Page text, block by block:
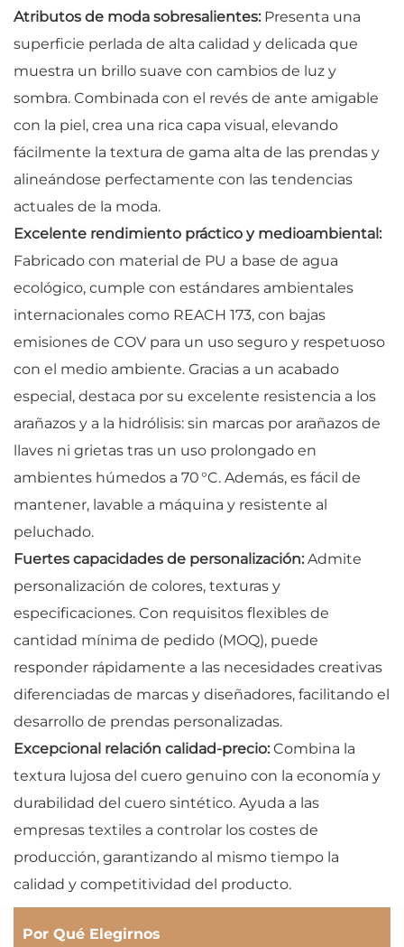
Atributos de moda sobresalientes: Presenta una
superficie perlada de alta calidad y delicada que
muestra un brillo suave con cambios de luz y
sombra. Combinada con el revés de ante amigable
con la piel, crea una rica capa visual, elevando
fácilmente la textura de gama alta de las prendas y
alineándose perfectamente con las tendencias
actuales de la moda.
Excelente rendimiento práctico y medioambiental:
Fabricado con material de PU a base de agua
ecológico, cumple con estándares ambientales
internacionales como REACH 173, con bajas
emisiones de COV para un uso seguro y respetuoso
con el medio ambiente. Gracias a un acabado
especial, destaca por su excelente resistencia a los
arañazos y a la hidrólisis: sin marcas por arañazos de
llaves ni grietas tras un uso prolongado en
ambientes húmedos a 70 °C. Además, es fácil de
mantener, lavable a máquina y resistente al
peluchado.
Fuertes capacidades de personalización: Admite
personalización de colores, texturas y
especificaciones. Con requisitos flexibles de
cantidad mínima de pedido (MOQ), puede
responder rápidamente a las necesidades creativas
diferenciadas de marcas y diseñadores, facilitando el
desarrollo de prendas personalizadas.
Excepcional relación calidad-precio: Combina la
textura lujosa del cuero genuino con la economía y
durabilidad del cuero sintético. Ayuda a las
empresas textiles a controlar los costes de
producción, garantizando al mismo tiempo la
calidad y competitividad del producto.
Por Qué Elegirnos